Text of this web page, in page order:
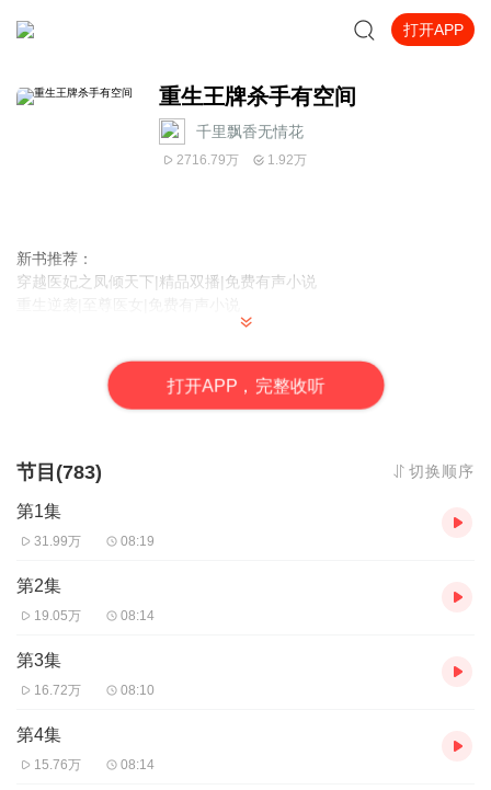
打开APP
重生王牌杀手有空间
千里飘香无情花
2716.79万 1.92万
新书推荐：
穿越医妃之凤倾天下|精品双播|免费有声小说
专辑订阅收听
得到异能空间。
前世，她是冷血杀手，死无葬身之地，一朝重生回到十五岁，意外
得到异能空间。
前世，她是冷血杀手，死无葬身之地，一朝重生回到十五岁，意外
前世，她是冷血杀手，死无葬身之地，一朝重生回到十五岁，意外
虐人渣爹妈，整任性妹妹，打脸奇葩亲戚啪啪啪。
打开APP，完整收听
节目(783) 切换顺序
第1集
31.99万 08:19
第2集
19.05万 08:14
第3集
16.72万 08:10
第4集
15.76万 08:14